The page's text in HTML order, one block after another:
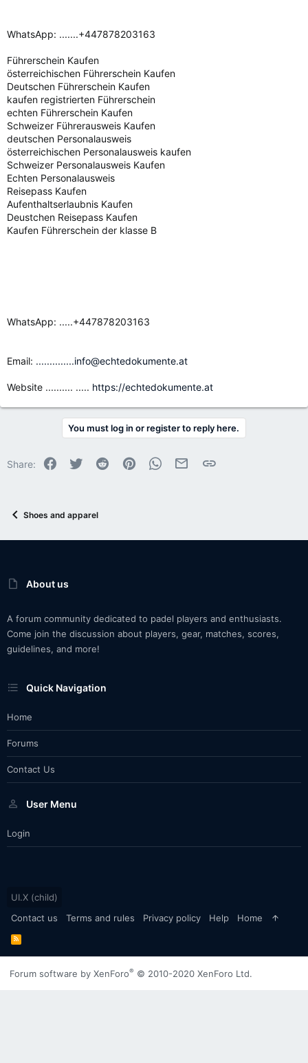
WhatsApp: .......+447878203163
Führerschein Kaufen
österreichischen Führerschein Kaufen
Deutschen Führerschein Kaufen
kaufen registrierten Führerschein
echten Führerschein Kaufen
Schweizer Führerausweis Kaufen
deutschen Personalausweis
österreichischen Personalausweis kaufen
Schweizer Personalausweis Kaufen
Echten Personalausweis
Reisepass Kaufen
Aufenthaltserlaubnis Kaufen
Deustchen Reisepass Kaufen
Kaufen Führerschein der klasse B
WhatsApp: .....+447878203163
Email: ..............info@echtedokumente.at
Website .......... ..... https://echtedokumente.at
You must log in or register to reply here.
Share: Facebook
Twitter Reddit PinterestWhatsApp
Email Link
Shoes and apparel
About us
A forum community dedicated to padel players and enthusiasts.
Come join the discussion about players, gear, matches, scores,
guidelines, and more!
Quick Navigation
Home
Forums
Contact Us
User Menu
Login
UI.X (child)
Contact us
Terms and rules Privacy policy Help Home
R
S
S
Forum software by XenForo® © 2010-2020 XenForo Ltd.